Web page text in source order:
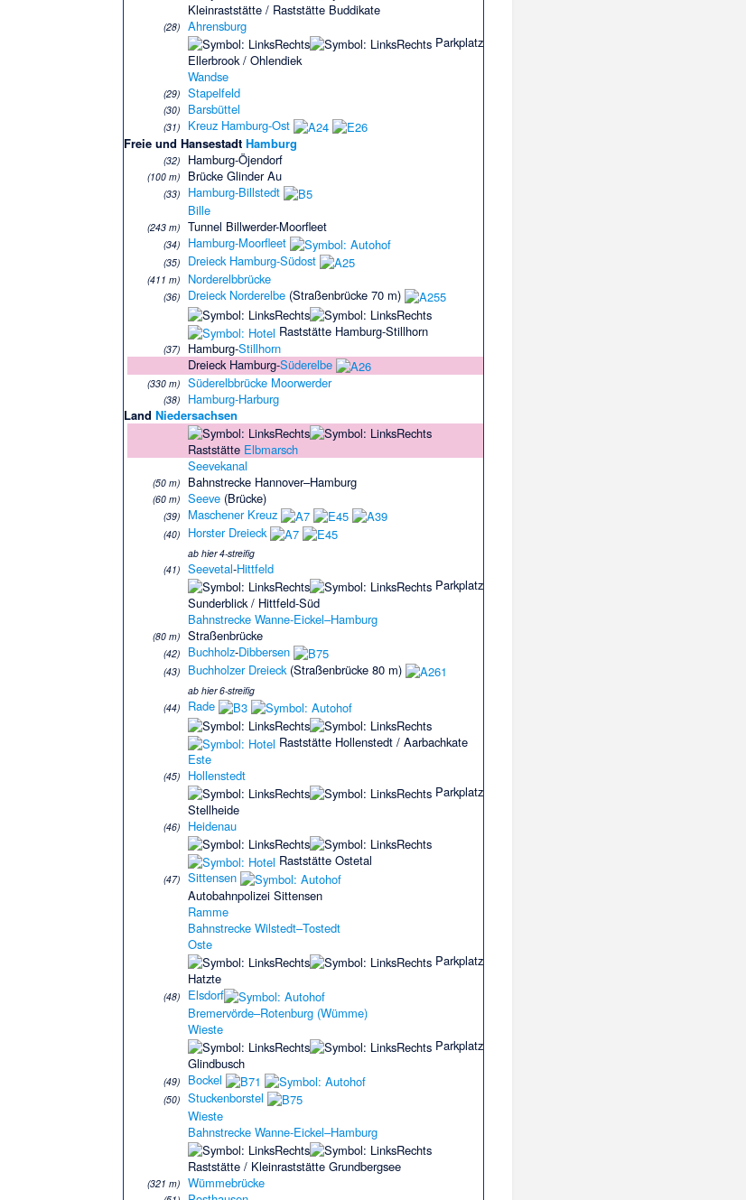
Kleinraststätte / Raststätte Buddikate
(28)
Ahrensburg
Parkplatz
Ellerbrook / Ohlendiek
Wandse
(29) Stapelfeld
(30) Barsbüttel
(31)
Kreuz Hamburg-Ost
Freie und HansestadtHamburg
(32) Hamburg-Öjendorf
(100 m) Brücke Glinder Au
(33)
Hamburg-Billstedt
Bille
(243 m) Tunnel Billwerder-Moorfleet
(34) Hamburg-Moorfleet
(35) Dreieck Hamburg-Südost
(411 m) Norderelbbrücke
(36) Dreieck Norderelbe (Straßenbrücke 70 m)
Raststätte Hamburg-Stillhorn
(37) Hamburg-Stillhorn
Dreieck Hamburg-Süderelbe
(330 m) Süderelbbrücke Moorwerder
(38)
Hamburg-Harburg
LandNiedersachsen
Raststätte Elbmarsch
Seevekanal
(50 m) Bahnstrecke Hannover–Hamburg
(60 m) Seeve (Brücke)
(39) Maschener Kreuz
(40) Horster Dreieck
ab hier 4-streifig
(41)
Seevetal-Hittfeld
Parkplatz
Sunderblick / Hittfeld-Süd
Bahnstrecke Wanne-Eickel–Hamburg
(80 m) Straßenbrücke
(42) Buchholz-Dibbersen
(43) Buchholzer Dreieck(Straßenbrücke 80 m)
ab hier 6-streifig
(44)
Rade
Raststätte Hollenstedt / Aarbachkate
Este
(45)
Hollenstedt
Parkplatz
Stellheide
(46)
Heidenau
Raststätte Ostetal
(47)
Sittensen
Autobahnpolizei Sittensen
Ramme
Bahnstrecke Wilstedt–Tostedt
Oste
Parkplatz
Hatzte
(48)
Elsdorf
Bremervörde–Rotenburg (Wümme)
Wieste
Parkplatz
Glindbusch
(49) Bockel
(50)
Stuckenborstel
Wieste
Bahnstrecke Wanne-Eickel–Hamburg
Raststätte / Kleinraststätte Grundbergsee
(321 m) Wümmebrücke